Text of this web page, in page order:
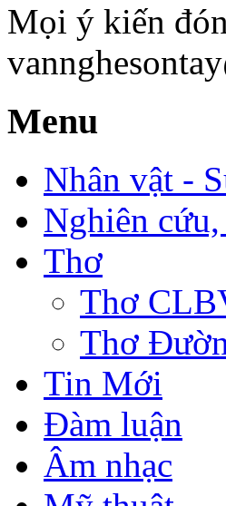
Mọi ý kiến
Menu
Nhân vật -
Nghiên
Thơ
Thơ
Thơ
Tin Mới
Đàm luận
Âm nhạc